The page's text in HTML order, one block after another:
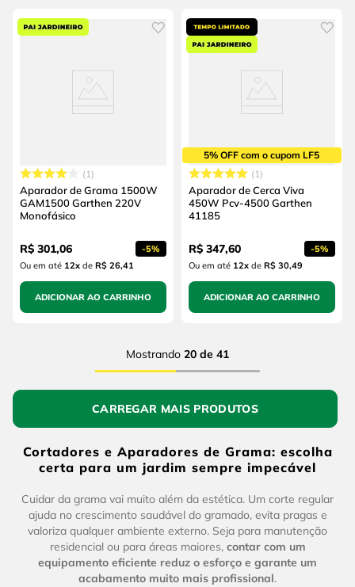
1
Aparador de Grama 1500W
GAM1500 Garthen 220V
Monofásico
R$ 301,06 -5%
Ou em até 12xde R$ 26,41
ADICIONAR AO CARRINHO
5% OFF com o cupom LF5
1
Aparador de Cerca Viva
450W Pcv-4500 Garthen
41185
R$ 347,60 -5%
Ou em até 12xde R$ 30,49
ADICIONAR AO CARRINHO
Mostrando 20 de 41
Cortadores e Aparadores de Grama: escolha
certa para um jardim sempre impecável
Cuidar da grama vai muito além da estética. Um corte regular
ajuda no crescimento saudável do gramado, evita pragas e
valoriza qualquer ambiente externo. Seja para manutenção
residencial ou para áreas maiores, contar com um
equipamento eficiente reduz o esforço e garante um
acabamento muito mais profissional.